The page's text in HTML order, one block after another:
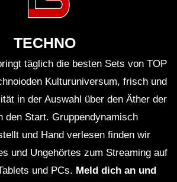
TECHNO
täglich die besten Sets von TOP
Kulturuniversum, frisch und
in der Auswahl über den Äther der
den Start. Gruppendynamisch
und Hand verlesen finden wir
und Ungehörtes zum Streaming auf
und PCs. Meld dich an und